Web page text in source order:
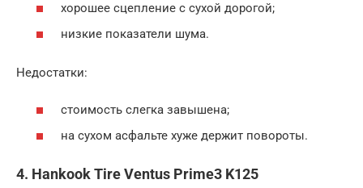
хорошее сцепление с сухой дорогой;
низкие показатели шума.
Недостатки:
стоимость слегка завышена;
на сухом асфальте хуже держит повороты.
4. Hankook Tire Ventus Prime3 K125